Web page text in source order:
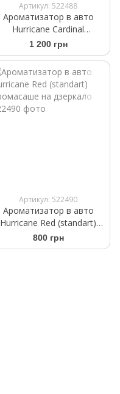
Артикул: 522488
Ароматизатор в авто
Hurricane Cardinal
(Premium) Аромасаше на
дефлектор
1 200 грн
Артикул: 522490
Ароматизатор в авто
Hurricane Red (standart)
Аромасаше на дзеркало
800 грн